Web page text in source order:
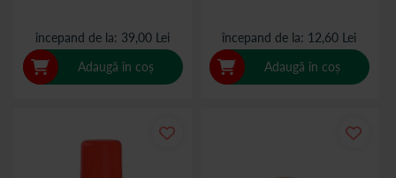
începand de la 39,00 Lei
Adaugă în coș
începand de la 12,60 Lei
Adaugă în coș